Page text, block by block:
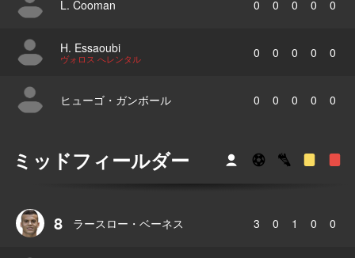
L. Cooman 0 0 0 0 0
H. Essaoubi
ヴォロス へレンタル 0 0 0 0 0
ヒューゴ・ガンボール 0 0 0 0 0
ミッドフィールダー
8 ラースロー・ベーネス 3 0 1 0 0